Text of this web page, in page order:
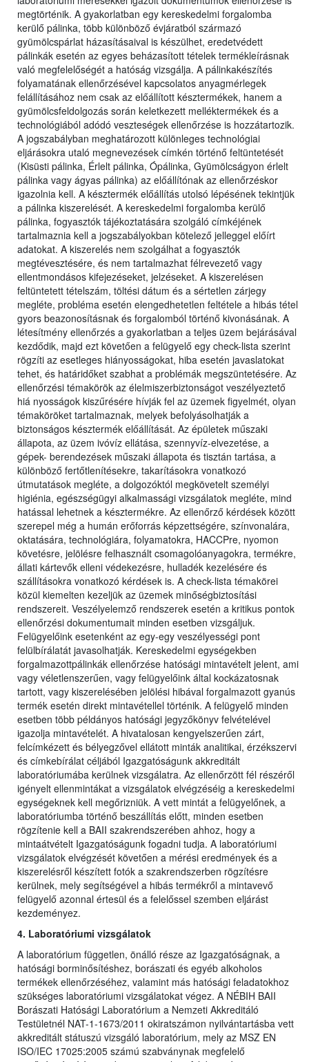
megtörténik. A gyakorlatban egy kereskedelmi forgalomba
kerülő pálinka, több különböző évjáratból származó
gyümölcspárlat házasításaival is készülhet, eredetvédett
pálinkák esetén az egyes beházasított tételek termékleírásnak
való megfelelőségét a hatóság vizsgálja. A pálinkakészítés
folyamatának ellenőrzésével kapcsolatos anyagmérlegek
felállításához nem csak az előállított késztermékek, hanem a
gyümölcsfeldolgozás során keletkezett melléktermékek és a
technológiából adódó veszteségek ellenőrzése is hozzátartozik.
A jogszabályban meghatározott különleges technológiai
eljárásokra utaló megnevezések címkén történő feltüntetését
(Kisüsti pálinka, Érlelt pálinka, Ópálinka, Gyümölcságyon érlelt
pálinka vagy ágyas pálinka) az előállítónak az ellenőrzéskor
igazolnia kell. A késztermék előállítás utolsó lépésének tekintjük
a pálinka kiszerelését. A kereskedelmi forgalomba kerülő
pálinka, fogyasztók tájékoztatására szolgáló címkéjének
tartalmaznia kell a jogszabályokban kötelező jelleggel előírt
adatokat. A kiszerelés nem szolgálhat a fogyasztók
megtévesztésére, és nem tartalmazhat félrevezető vagy
ellentmondásos kifejezéseket, jelzéseket. A kiszerelésen
feltüntetett tételszám, töltési dátum és a sértetlen zárjegy
megléte, probléma esetén elengedhetetlen feltétele a hibás tétel
gyors beazonosításnak és forgalomból történő kivonásának. A
létesítmény ellenőrzés a gyakorlatban a teljes üzem bejárásával
kezdődik, majd ezt követően a felügyelő egy check-lista szerint
rögzíti az esetleges hiányosságokat, hiba esetén javaslatokat
tehet, és határidőket szabhat a problémák megszüntetésére. Az
ellenőrzési témakörök az élelmiszerbiztonságot veszélyeztető
hiá nyosságok kiszűrésére hívják fel az üzemek figyelmét, olyan
témaköröket tartalmaznak, melyek befolyásolhatják a
biztonságos késztermék előállítását. Az épületek műszaki
állapota, az üzem ivóvíz ellátása, szennyvíz-elvezetése, a
gépek- berendezések műszaki állapota és tisztán tartása, a
különböző fertőtlenítésekre, takarításokra vonatkozó
útmutatások megléte, a dolgozóktól megkövetelt személyi
higiénia, egészségügyi alkalmassági vizsgálatok megléte, mind
hatással lehetnek a késztermékre. Az ellenőrző kérdések között
szerepel még a humán erőforrás képzettségére, színvonalára,
oktatására, technológiára, folyamatokra, HACCPre, nyomon
követésre, jelölésre felhasznált csomagolóanyagokra, termékre,
állati kártevők elleni védekezésre, hulladék kezelésére és
szállításokra vonatkozó kérdések is. A check-lista témakörei
közül kiemelten kezeljük az üzemek minőségbiztosítási
rendszereit. Veszélyelemző rendszerek esetén a kritikus pontok
ellenőrzési dokumentumait minden esetben vizsgáljuk.
Felügyelőink esetenként az egy-egy veszélyességi pont
felülbírálatát javasolhatják. Kereskedelmi egységekben
forgalmazottpálinkák ellenőrzése hatósági mintavételt jelent, ami
vagy véletlenszerűen, vagy felügyelőink által kockázatosnak
tartott, vagy kiszerelésében jelölési hibával forgalmazott gyanús
termék esetén direkt mintavétellel történik. A felügyelő minden
esetben több példányos hatósági jegyzőkönyv felvételével
igazolja mintavételét. A hivatalosan kengyelszerűen zárt,
felcímkézett és bélyegzővel ellátott minták analitikai, érzékszervi
és címkebírálat céljából Igazgatóságunk akkreditált
laboratóriumába kerülnek vizsgálatra. Az ellenőrzött fél részéről
igényelt ellenmintákat a vizsgálatok elvégzéséig a kereskedelmi
egységeknek kell megőrizniük. A vett mintát a felügyelőnek, a
laboratóriumba történő beszállítás előtt, minden esetben
rögzítenie kell a BAII szakrendszerében ahhoz, hogy a
mintaátvételt Igazgatóságunk fogadni tudja. A laboratóriumi
vizsgálatok elvégzését követően a mérési eredmények és a
kiszerelésről készített fotók a szakrendszerben rögzítésre
kerülnek, mely segítségével a hibás termékről a mintavevő
felügyelő azonnal értesül és a felelőssel szemben eljárást
kezdeményez.
4. Laboratóriumi vizsgálatok
A laboratórium független, önálló része az Igazgatóságnak, a
hatósági borminősítéshez, borászati és egyéb alkoholos
termékek ellenőrzéséhez, valamint más hatósági feladatokhoz
szükséges laboratóriumi vizsgálatokat végez. A NÉBIH BAII
Borászati Hatósági Laboratórium a Nemzeti Akkreditáló
Testületnél NAT-1-1673/2011 okiratszámon nyilvántartásba vett
akkreditált státuszú vizsgáló laboratórium, mely az MSZ EN
ISO/IEC 17025:2005 számú szabványnak megfelelő